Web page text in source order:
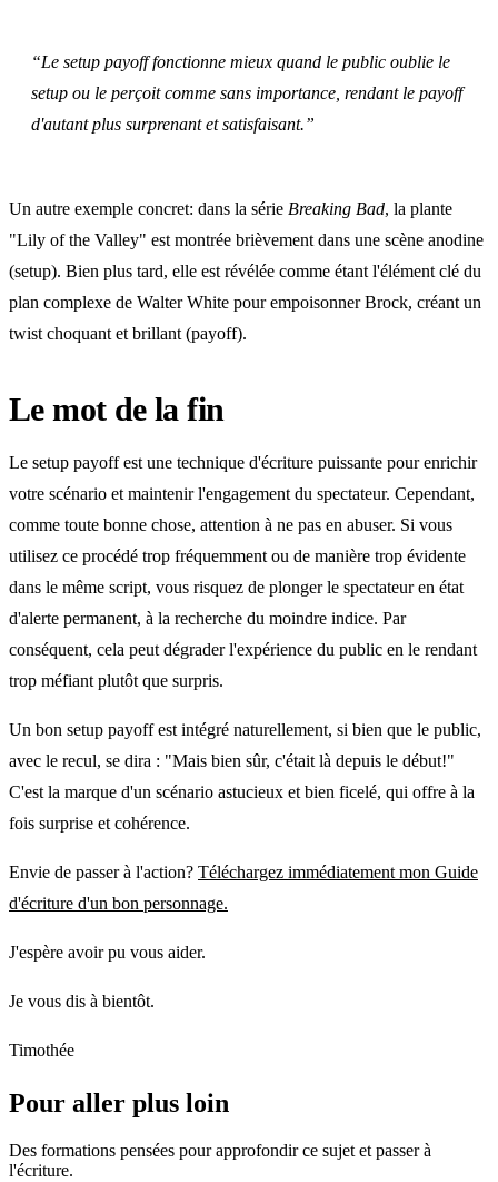
“Le setup payoff fonctionne mieux quand le public oublie le
setup ou le perçoit comme sans importance, rendant le payoff
d'autant plus surprenant et satisfaisant.”
Un autre exemple concret: dans la série Breaking Bad, la plante
"Lily of the Valley" est montrée brièvement dans une scène anodine
(setup). Bien plus tard, elle est révélée comme étant l'élément clé du
plan complexe de Walter White pour empoisonner Brock, créant un
twist choquant et brillant (payoff).
Le mot de la fin
Le setup payoff est une technique d'écriture puissante pour enrichir
votre scénario et maintenir l'engagement du spectateur. Cependant,
comme toute bonne chose, attention à ne pas en abuser. Si vous
utilisez ce procédé trop fréquemment ou de manière trop évidente
dans le même script, vous risquez de plonger le spectateur en état
d'alerte permanent, à la recherche du moindre indice. Par
conséquent, cela peut dégrader l'expérience du public en le rendant
trop méfiant plutôt que surpris.
Un bon setup payoff est intégré naturellement, si bien que le public,
avec le recul, se dira : "Mais bien sûr, c'était là depuis le début!"
C'est la marque d'un scénario astucieux et bien ficelé, qui offre à la
fois surprise et cohérence.
Envie de passer à l'action? Téléchargez immédiatement mon Guide
d'écriture d'un bon personnage.
J'espère avoir pu vous aider.
Je vous dis à bientôt.
Timothée
Pour aller plus loin
Des formations pensées pour approfondir ce sujet et passer à
l'écriture.